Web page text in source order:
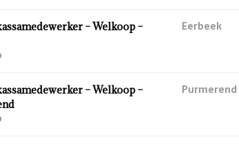
– Welkoop –
Eerbeek
– Welkoop –
Purmerend